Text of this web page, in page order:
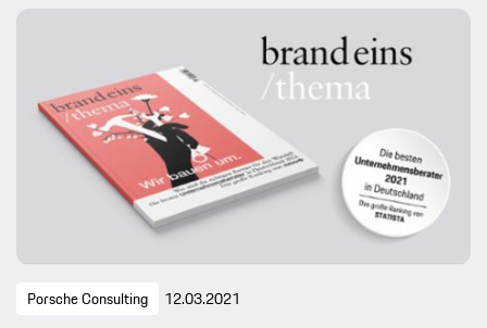
Porsche Consulting 12.03.2021